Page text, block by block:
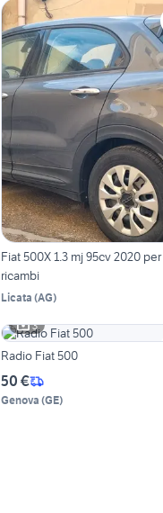
Fiat 500X 1.3 mj 95cv 2020 per
ricambi
Licata (AG)
3
Radio Fiat 500
50 €
Genova (GE)